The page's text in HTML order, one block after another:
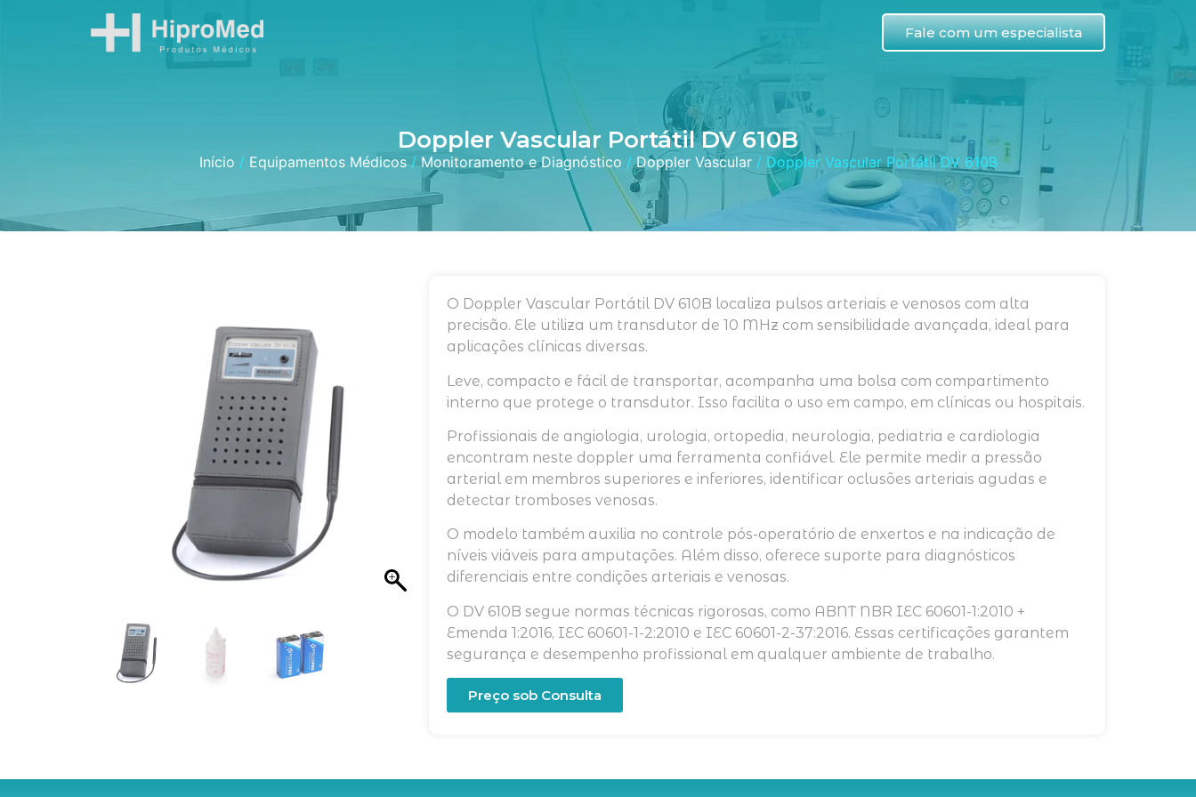
Fale com um especialista
Doppler Vascular Portátil DV 610B
Início / Equipamentos Médicos/ Monitoramento e Diagnóstico /Doppler Vascular/ Doppler Vascular Portátil DV 610B
O Doppler Vascular Portátil DV 610B localiza pulsos arteriais e venosos com alta
precisão. Ele utiliza um transdutor de 10 MHz com sensibilidade avançada, ideal para
aplicações clínicas diversas.
Leve, compacto e fácil de transportar, acompanha uma bolsa com compartimento
interno que protege o transdutor. Isso facilita o uso em campo, em clínicas ou hospitais.
Profissionais de angiologia, urologia, ortopedia, neurologia, pediatria e cardiologia
encontram neste doppler uma ferramenta confiável. Ele permite medir a pressão
arterial em membros superiores e inferiores, identificar oclusões arteriais agudas e
detectar tromboses venosas.
O modelo também auxilia no controle pós-operatório de enxertos e na indicação de
níveis viáveis para amputações. Além disso, oferece suporte para diagnósticos
diferenciais entre condições arteriais e venosas.
O DV 610B segue normas técnicas rigorosas, como ABNT NBR IEC 60601-1:2010 +
Emenda 1:2016, IEC 60601-1-2:2010 e IEC 60601-2-37:2016. Essas certificações garantem
segurança e desempenho profissional em qualquer ambiente de trabalho.
Preço sob Consulta